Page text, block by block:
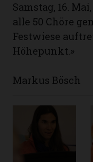
Samstag, 16.
alle 50 Chöre
Festwiese
Höhepunkt.»
Markus Bösch